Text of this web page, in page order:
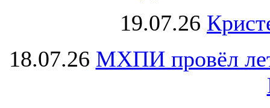
19.07.26
18.07.26 МХПИ провёл